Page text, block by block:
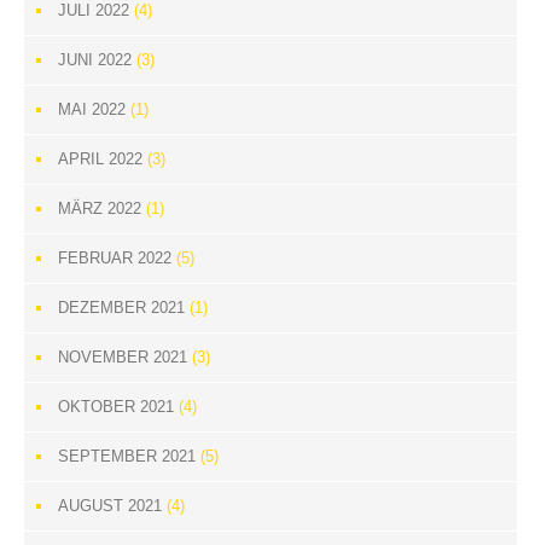
JULI 2022 (4)
JUNI 2022 (3)
MAI 2022 (1)
APRIL 2022 (3)
MÄRZ 2022 (1)
FEBRUAR 2022 (5)
DEZEMBER 2021 (1)
NOVEMBER 2021 (3)
OKTOBER 2021 (4)
SEPTEMBER 2021 (5)
AUGUST 2021 (4)